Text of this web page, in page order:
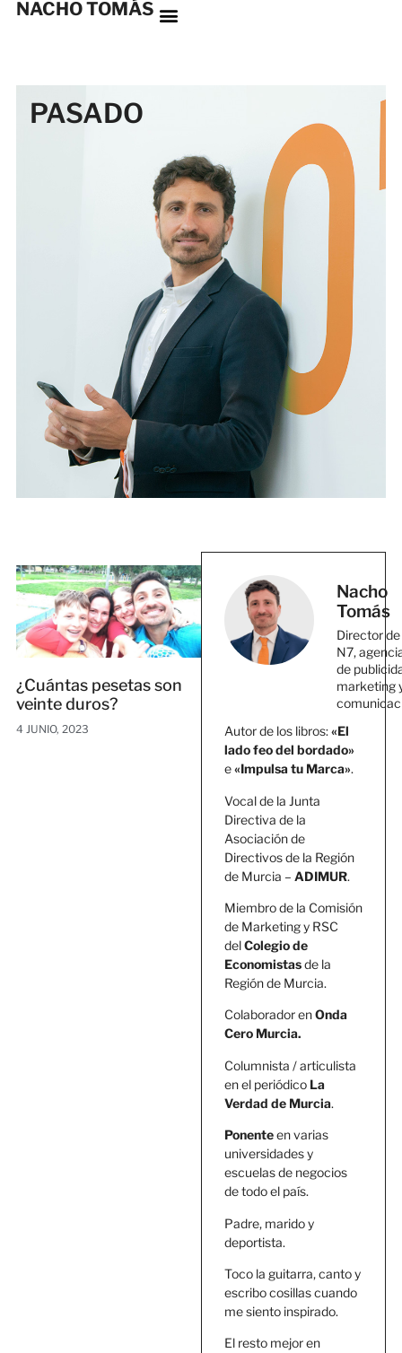
NACHO TOMÁS
PASADO
¿Cuántas pesetas son
veinte duros?
4 JUNIO, 2023
Nacho
Tomás
Director de
N7,
de
marketing
Autor de los libros:«El
lado feo del bordado»
e«Impulsa tu Marca».
Vocal de la Junta
Directiva de la
Asociación de
Directivos de la Región
de Murcia – ADIMUR.
Miembro de la Comisión
de Marketing y RSC
delColegio de
Economistasde la
Región de Murcia.
Colaborador enOnda
Cero Murcia.
Columnista / articulista
en el periódico La
Verdad de Murcia.
Ponenteen varias
universidades y
escuelas de negocios
de todo el país.
Padre, marido y
deportista.
Toco la guitarra, canto y
escribo cosillas cuando
me siento inspirado.
El resto mejor en